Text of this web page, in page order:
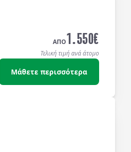
ΑΠΟ1.550€
Τελική τιμή ανά άτομο
Μάθετε περισσότερα